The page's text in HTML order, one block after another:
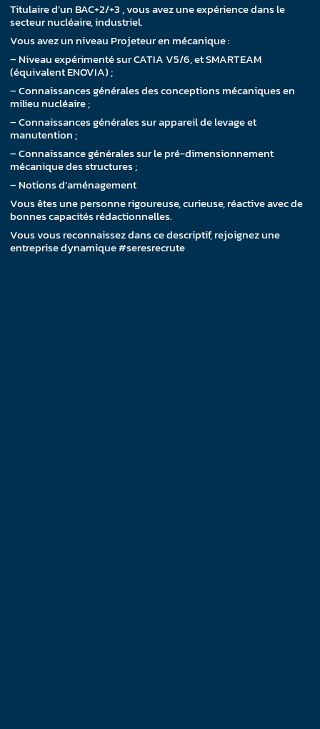
Titulaire d’un BAC+2/+3 , vous avez une expérience dans le
secteur nucléaire, industriel.
Vous avez un niveau Projeteur en mécanique :
– Niveau expérimenté sur CATIA V5/6, et SMARTEAM
(équivalent ENOVIA) ;
– Connaissances générales des conceptions mécaniques en
milieu nucléaire ;
– Connaissances générales sur appareil de levage et
manutention ;
– Connaissance générales sur le pré-dimensionnement
mécanique des structures ;
– Notions d’aménagement
Vous êtes une personne rigoureuse, curieuse, réactive avec de
bonnes capacités rédactionnelles.
Vous vous reconnaissez dans ce descriptif, rejoignez une
entreprise dynamique #seresrecrute